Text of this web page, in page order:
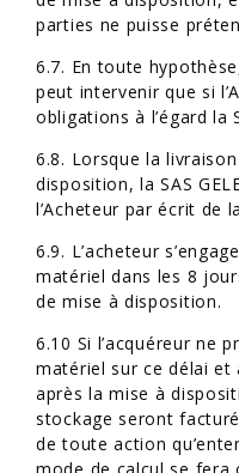
parties ne puisse
6.7. En toute
peut intervenir que si
obligations à l’égard la
6.8. Lorsque la
disposition, la SAS
l’Acheteur par écrit de
6.9. L’acheteur
matériel dans les 8
de mise à disposition.
6.10 Si l’acquéreur ne
matériel sur ce délai et
après la mise à
stockage seront
de toute action